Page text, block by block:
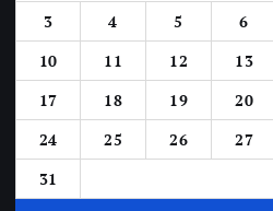
3
4 5 6
10
11 12 13
17
18 19 20
24
25 26 27
31